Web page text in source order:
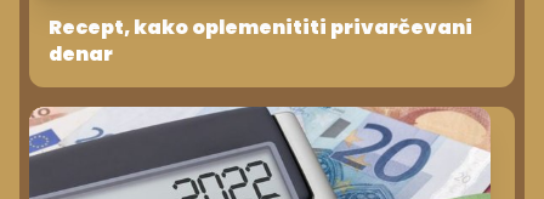
Recept, kako oplemenititi privarčevani
denar